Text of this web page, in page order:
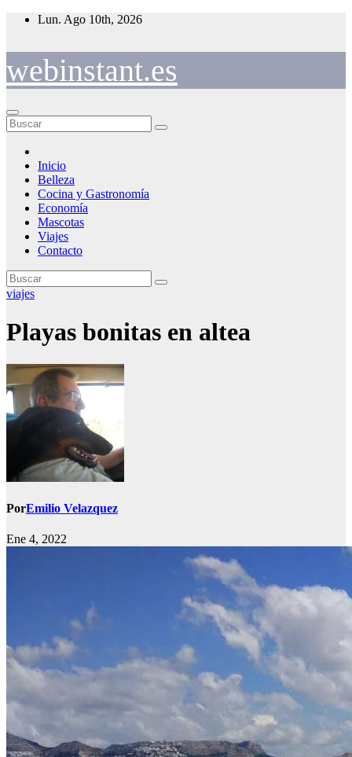
Saltar
Lun. Ago 10th, 2026
webinstant.es
Inicio
Belleza
Cocina y Gastronomía
Economía
Mascotas
Viajes
Contacto
viajes
Playas bonitas en altea
PorEmilio Velazquez
Ene 4, 2022